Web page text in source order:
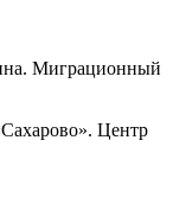
Миграционный
Центр